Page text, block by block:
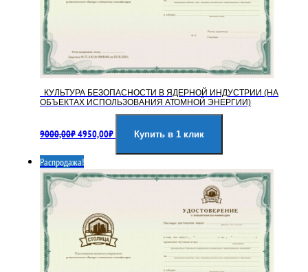
КУЛЬТУРА БЕЗОПАСНОСТИ В ЯДЕРНОЙ ИНДУСТРИИ (НА
ОБЪЕКТАХ ИСПОЛЬЗОВАНИЯ АТОМНОЙ ЭНЕРГИИ)
9000,00₽цена
9000,00₽.
4950,00₽цена:
Купить в 1 клик
Распродажа!